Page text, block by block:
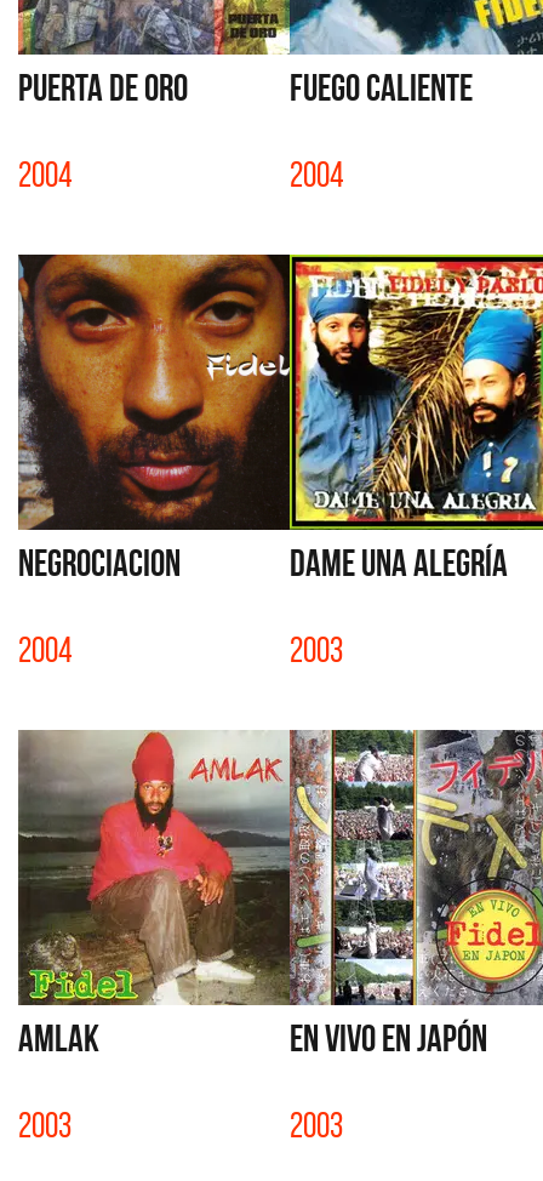
PUERTA DE ORO
2004
FUEGO CALIENTE
2004
NEGROCIACION
2004
DAME UNA ALEGRÍA
2003
AMLAK
2003
EN VIVO EN JAPÓN
2003